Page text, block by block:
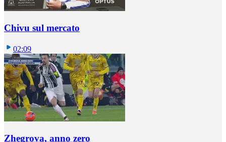
Chivu sul mercato
02:09
Zhegrova, anno zero